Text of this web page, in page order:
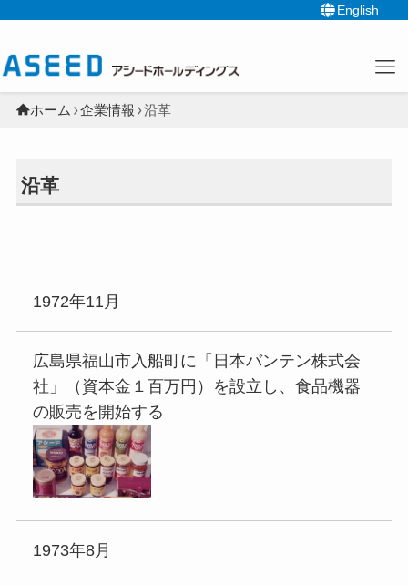
English
ホーム 企業情報 沿革
沿革
1972年11月
広島県福山市入船町に「日本バンテン株式会
社」（資本金１百万円）を設立し、食品機器
の販売を開始する
1973年8月